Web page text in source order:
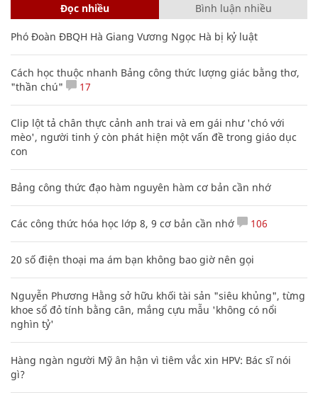
Đọc nhiều Bình luận nhiều
Phó Đoàn ĐBQH Hà Giang Vương Ngọc Hà bị kỷ luật
Cách học thuộc nhanh Bảng công thức lượng giác bằng thơ,
"thần chú"
17
Clip lột tả chân thực cảnh anh trai và em gái như 'chó với
mèo', người tinh ý còn phát hiện một vấn đề trong giáo dục
con
Bảng công thức đạo hàm nguyên hàm cơ bản cần nhớ
Các công thức hóa học lớp 8, 9 cơ bản cần nhớ 106
20 số điện thoại ma ám bạn không bao giờ nên gọi
Nguyễn Phương Hằng sở hữu khối tài sản "siêu khủng", từng
khoe sổ đỏ tính bằng cân, mắng cựu mẫu 'không có nổi
nghìn tỷ'
Hàng ngàn người Mỹ ân hận vì tiêm vắc xin HPV: Bác sĩ nói
gì?